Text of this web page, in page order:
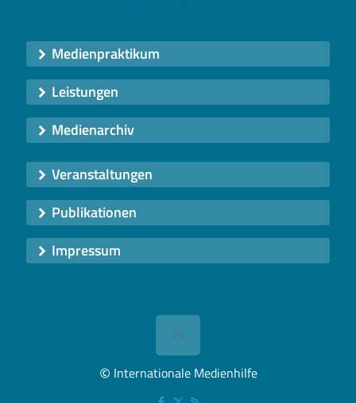
Medienpraktikum
Leistungen
Medienarchiv
Veranstaltungen
Publikationen
Impressum
© Internationale Medienhilfe